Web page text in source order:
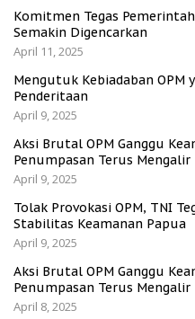
Komitmen Tegas
Semakin Digencarkan
April 11, 2025
Mengutuk Kebiadaban OPM
Penderitaan
April 9, 2025
Aksi Brutal OPM Ganggu
Penumpasan Terus Mengalir
April 9, 2025
Tolak Provokasi OPM, TNI
Stabilitas Keamanan Papua
April 9, 2025
Aksi Brutal OPM Ganggu
Penumpasan Terus Mengalir
April 8, 2025